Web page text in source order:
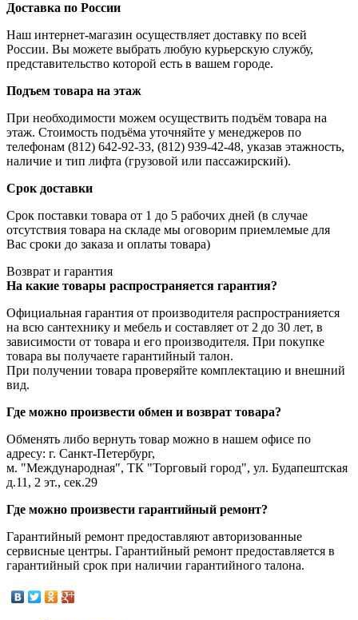
Доставка по России
Наш интернет-магазин осуществляет доставку по всей
России. Вы можете выбрать любую курьерскую службу,
представительство которой есть в вашем городе.
Подъем товара на этаж
При необходимости можем осуществить подъём товара на
этаж. Стоимость подъёма уточняйте у менеджеров по
телефонам (812) 642-92-33, (812) 939-42-48, указав этажность,
наличие и тип лифта (грузовой или пассажирский).
Срок доставки
Срок поставки товара от 1 до 5 рабочих дней (в случае
отсутствия товара на складе мы оговорим приемлемые для
Вас сроки до заказа и оплаты товара)
Возврат и гарантия
На какие товары распространяется гарантия?
Официальная гарантия от производителя распространияется
на всю сантехнику и мебель и составляет от 2 до 30 лет, в
зависимости от товара и его производителя. При покупке
товара вы получаете гарантийный талон.
При получении товара проверяйте комплектацию и внешний
вид.
Где можно произвести обмен и возврат товара?
Обменять либо вернуть товар можно в нашем офисе по
адресу: г. Санкт-Петербург,
м. "Международная", ТК "Торговый город", ул. Будапештская
д.11, 2 эт., сек.29
Где можно произвести гарантийный ремонт?
Гарантийный ремонт предоставляют авторизованные
сервисные центры. Гарантийный ремонт предоставляется в
гарантийный срок при наличии гарантийного талона.